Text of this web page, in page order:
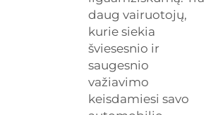
daug vairuotojų,
kurie siekia
šviesesnio ir
saugesnio
važiavimo
keisdamiesi savo